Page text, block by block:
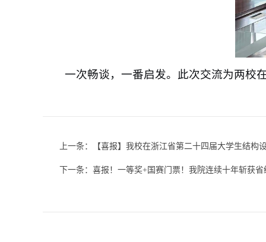
一次畅谈，一番启发。此次交流为两校
上一条： 【喜报】我校在浙江省第二十四届大学生结构
下一条： 喜报！一等奖+国赛门票！我院连续十年斩获